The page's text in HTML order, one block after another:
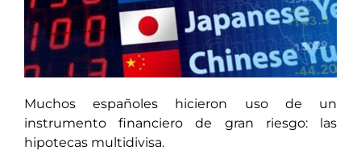
Muchos españoles hicieron uso de un
instrumento financiero de gran riesgo: las
hipotecas multidivisa.